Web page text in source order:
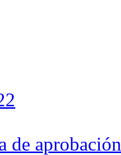
de